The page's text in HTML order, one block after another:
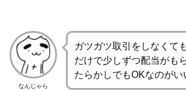
なんじゃら
ガツガツ取引をしなくて
だけで少しずつ配当がも
たらかしでもOKなのがい